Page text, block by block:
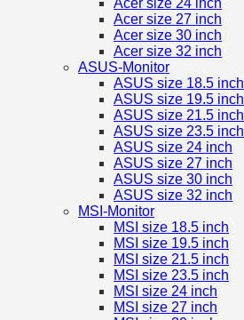
Acer size 24 inch
Acer size 27 inch
Acer size 30 inch
Acer size 32 inch
ASUS-Monitor
ASUS size 18.5 inch
ASUS size 19.5 inch
ASUS size 21.5 inch
ASUS size 23.5 inch
ASUS size 24 inch
ASUS size 27 inch
ASUS size 30 inch
ASUS size 32 inch
MSI-Monitor
MSI size 18.5 inch
MSI size 19.5 inch
MSI size 21.5 inch
MSI size 23.5 inch
MSI size 24 inch
MSI size 27 inch